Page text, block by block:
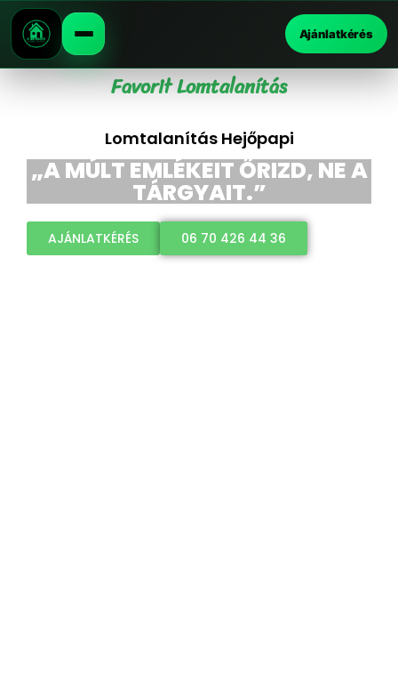
Ajánlatkérés
Favorit Lomtalanítás
Lomtalanítás Hejőpapi
„A MÚLT EMLÉKEIT ŐRIZD, NE A
TÁRGYAIT.”
AJÁNLATKÉRÉS 06 70 426 44 36